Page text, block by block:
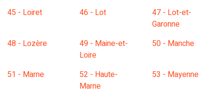
45 - Loiret
46 - Lot
47 - Lot-et-
Garonne
48 - Lozère
49 - Maine-et-
Loire
50 - Manche
51 - Marne
52 - Haute-
Marne
53 - Mayenne